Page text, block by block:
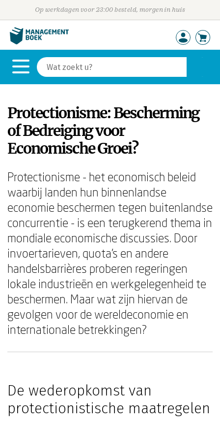
Op werkdagen voor 23:00 besteld, morgen in huis
Protectionisme: Bescherming
of Bedreiging voor
Economische Groei?
Protectionisme - het economisch beleid
waarbij landen hun binnenlandse
economie beschermen tegen buitenlandse
concurrentie - is een terugkerend thema in
mondiale economische discussies. Door
invoertarieven, quota's en andere
handelsbarrières proberen regeringen
lokale industrieën en werkgelegenheid te
beschermen. Maar wat zijn hiervan de
gevolgen voor de wereldeconomie en
internationale betrekkingen?
De wederopkomst van
protectionistische maatregelen